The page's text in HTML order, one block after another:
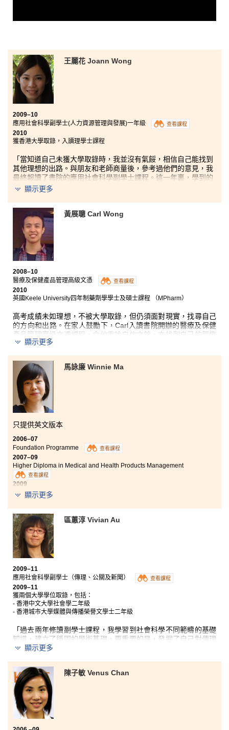
王麗花 Joann Wong
2009–10
應用社會科學副學士(人力資源管理與發展)一年級
查看課程
2010
獲香港大學取錄，入讀理學士課程
「當知道自己未獲大學取錄時，我並沒有氣餒，相信自己能找到
其他理想的出路。與朋友和老師商量後，參考過他們的意見，我
最終報讀了書院的應用社會科學副學士課程。這一年裏，學到的
不再單單是理科知識，其中，涵蓋英文、中文、數學及電腦等基
文化及媒體、藝術、歷史、哲學等不同範疇學科的『通識教育』
課程，擴闊了我的眼界，學到更多不同範疇的知識，思考模式亦
變得更為多元化。我相信，在書院學習到的知識，對升讀大學或
投身社會工作均極有幫助。
除了學習到不同範疇的知識外，書院的學習模式與大學極為相
似，讓我能『預早』感受大學的學習模式。書院採用小班教學，
使師生之間有更多交流、互動，大大提高同學的學習興趣。另
外，不少的小組報告，讓我們學會主動學習外，亦學會與人溝通
技巧。由於書院大部份課程均根據大學的模式上課，讓我升讀大
學時，比其他同學更易適應大學的學習方式及生活。
最後，書院設學生發展資源中心及多位學生輔導主任，並定期舉
辦有關升學及個人成長的講座和工作坊。這些講座和工作坊非常
成長均有幫助。書院的一切，包括學習模式、課程設計、學習的
內容、課堂氣氛、亦師亦友的師生關係、導師的分享、不同類型
的工作坊等，一一為我留下美好的回憶。」
顯示更多
黃展聰 Carl Wong
2008–10
醫療及保健產品管理高級文憑
查看課程
2010
英國Keele University四年制藥劑學學士及碩士課程 （MPharm）
高考成績未如理想，不被大學取錄，但仍須面對現實，找尋自己
的方向和出路。在家人鼓勵下，Carl入讀書院開辦的醫療及保健
產品管理高級文憑課程，令他重拾自信之餘，亦找到自己的興趣
和方向。
修讀醫療及保健產品管理高級文憑課程，讓我從新釐定
自己的方向，找到自己的興趣──藥劑學，而我也很榮幸
獲英國Keele University取錄，入讀四年制藥劑學學士及
碩士課程，踏上考取執業藥劑師資格的里程。兩年的學
習中，除了學到很多專業知識外，最令我不捨的是認識
了多位極具教學熱誠的良師。他們時常細心觀察和留意
班上每一位學生的學習進度，主動協助我們解決學習過
程中遇到的困難。講師們教學靈活生動，經常使用不同
的教學方式來提高我們的讀書興趣，令學習內容不會沉
悶冗長。
顯示更多
馬詠廉 Winnie Ma
只提供英文版本
2006–07
Foundation Programme
查看課程
2007–09
Higher Diploma in Medical and Health Products Management
查看課程
2009
Full-time employment, now working as a dispenser in a medical centre
“After graduating from the Higher Diploma in Medical and
Health Products Management programme, I quickly got a job
as a dispenser in a medical centre. The knowledge that I have
learnt in this programme is extremely useful, which I can fully
utilize those dispensing and patient counseling skills in my job
now.
In the past 3 years, those sincere and friendly lecturers were
what I treasured most. All the lecturers were willing to share
their own working experience with us, that we were able to feel
their strong passions and devotion to teaching.
Last but not least, I wish all the students of the College a
wonderful school life and a bright future.”
顯示更多
區蕙淳 Vivian Au
2009–11
應用社會科學副學士（傳理、公關及新聞）
查看課程
2009–11
獲兩個大學學位取錄，包括：
- 香港中文大學社會學二年級
- 香港城市大學媒體與傳播榮譽文學士二年級
「過去兩年修讀副學士課程，我學習到社會科學不同範疇的基礎
知識，建立了穩固的學術基礎。更重要的是，發掘了自己對傳理
學、新聞學的興趣，學到相關專業知識，以及對日後就業極有幫
也比較喜歡這種較『自由』的學習方式，使我變得更『主動』和
『獨立』，對升讀大學或工作都有幫助。最後，我很感謝書院裏
每一位講師以及專業的升學輔導主任，他們悉心的教導及幫助，
讓我可以達到自已的目標，順利升讀大學。」
顯示更多
陳子敏 Venus Chan